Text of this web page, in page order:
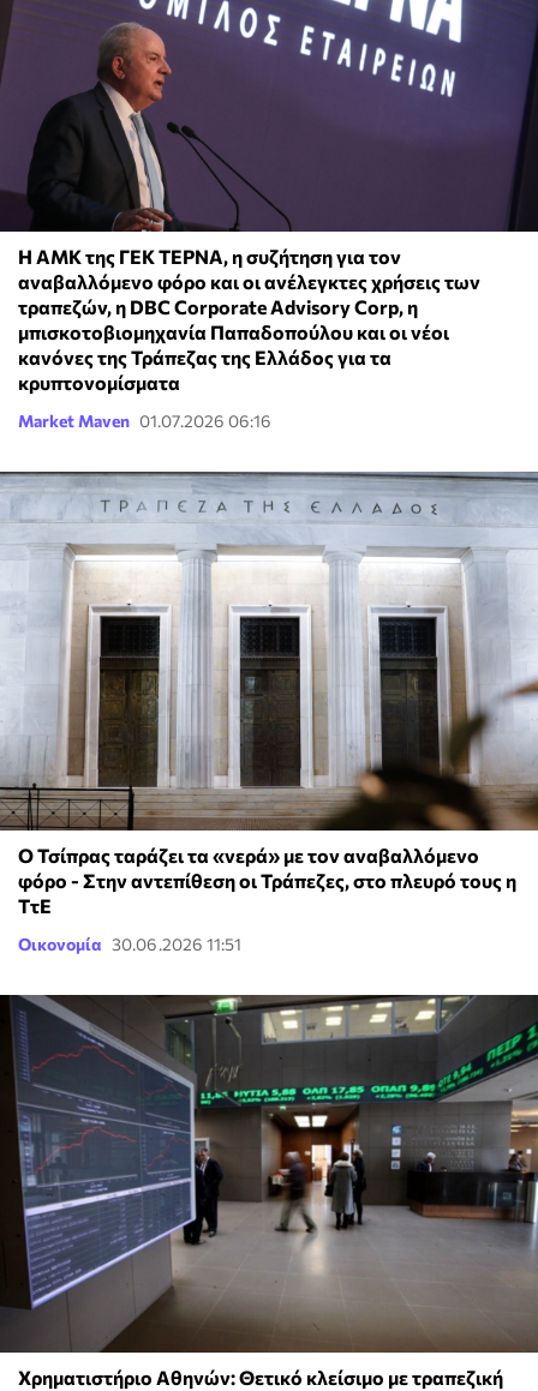
Η ΑΜΚ της ΓΕΚ ΤΕΡΝΑ, η συζήτηση για τον
αναβαλλόμενο φόρο και οι ανέλεγκτες χρήσεις των
τραπεζών, η DBC Corporate Advisory Corp, η
μπισκοτοβιομηχανία Παπαδοπούλου και οι νέοι
κανόνες της Τράπεζας της Ελλάδος για τα
κρυπτονομίσματα
Market Maven 01.07.2026 06:16
Ο Τσίπρας ταράζει τα «νερά» με τον αναβαλλόμενο
φόρο - Στην αντεπίθεση οι Τράπεζες, στο πλευρό τους η
ΤτΕ
Οικονομία 30.06.2026 11:51
Χρηματιστήριο Αθηνών: Θετικό κλείσιμο με τραπεζική